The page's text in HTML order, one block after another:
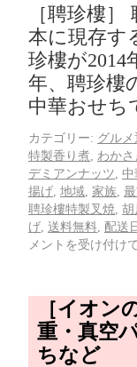
［聘珍樓
本に現存す
珍樓が2014
年、聘珍樓
中華おせ
カテゴリー: グルメ
特製香り煮 わか
デミアンナッツ 中
揚げ 地域 家族
聘珍樓特製叉焼 胡
げ 送料無料 配送
メントを受け付け
［イオン
重・真空
ちなど